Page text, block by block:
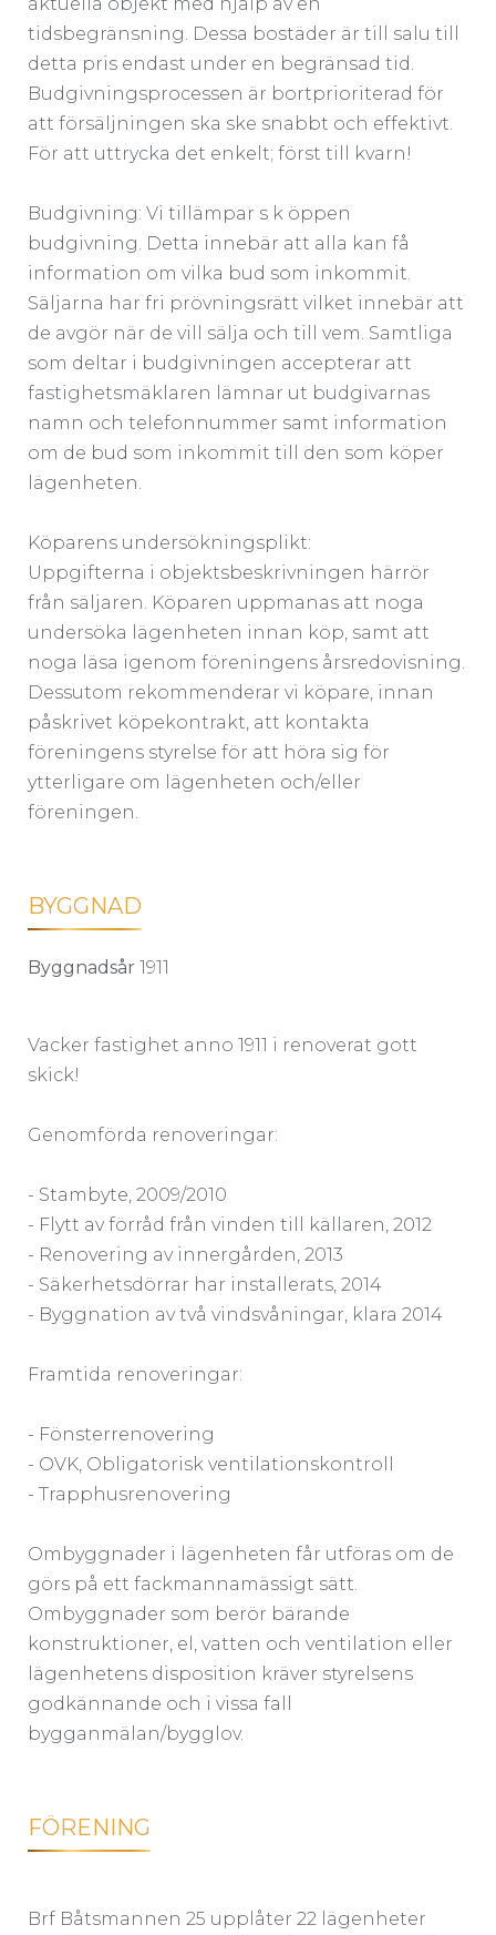
tidsbegränsning. Dessa bostäder är till salu till
detta pris endast under en begränsad tid.
Budgivningsprocessen är bortprioriterad för
att försäljningen ska ske snabbt och effektivt.
För att uttrycka det enkelt; först till kvarn!
Budgivning: Vi tillämpar s k öppen
budgivning. Detta innebär att alla kan få
information om vilka bud som inkommit.
Säljarna har fri prövningsrätt vilket innebär att
de avgör när de vill sälja och till vem. Samtliga
som deltar i budgivningen accepterar att
fastighetsmäklaren lämnar ut budgivarnas
namn och telefonnummer samt information
om de bud som inkommit till den som köper
lägenheten.
Köparens undersökningsplikt:
Uppgifterna i objektsbeskrivningen härrör
från säljaren. Köparen uppmanas att noga
undersöka lägenheten innan köp, samt att
noga läsa igenom föreningens årsredovisning.
Dessutom rekommenderar vi köpare, innan
påskrivet köpekontrakt, att kontakta
föreningens styrelse för att höra sig för
ytterligare om lägenheten och/eller
föreningen.
BYGGNAD
Byggnadsår 1911
Vacker fastighet anno 1911 i renoverat gott
skick!
Genomförda renoveringar:
- Stambyte, 2009/2010
- Flytt av förråd från vinden till källaren, 2012
- Renovering av innergården, 2013
- Säkerhetsdörrar har installerats, 2014
- Byggnation av två vindsvåningar, klara 2014
Framtida renoveringar:
- Fönsterrenovering
- OVK, Obligatorisk ventilationskontroll
- Trapphusrenovering
Ombyggnader i lägenheten får utföras om de
görs på ett fackmannamässigt sätt.
Ombyggnader som berör bärande
konstruktioner, el, vatten och ventilation eller
lägenhetens disposition kräver styrelsens
godkännande och i vissa fall
bygganmälan/bygglov.
FÖRENING
Brf Båtsmannen 25 upplåter 22 lägenheter